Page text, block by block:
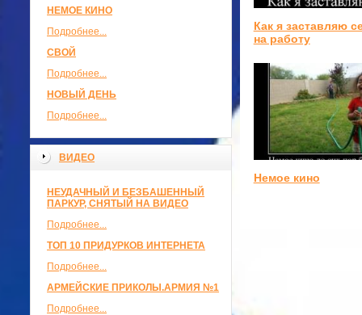
НЕМОЕ КИНО
Подробнее...
СВОЙ
Подробнее...
НОВЫЙ ДЕНЬ
Подробнее...
ВИДЕО
НЕУДАЧНЫЙ И БЕЗБАШЕННЫЙ
ПАРКУР, СНЯТЫЙ НА ВИДЕО
Подробнее...
ТОП 10 ПРИДУРКОВ ИНТЕРНЕТА
Подробнее...
АРМЕЙСКИЕ ПРИКОЛЫ.АРМИЯ №1
Подробнее...
Как я заставляю
на работу
Немое кино